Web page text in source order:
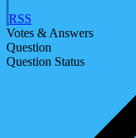
RSS
Votes & Answers
Question
Question Status